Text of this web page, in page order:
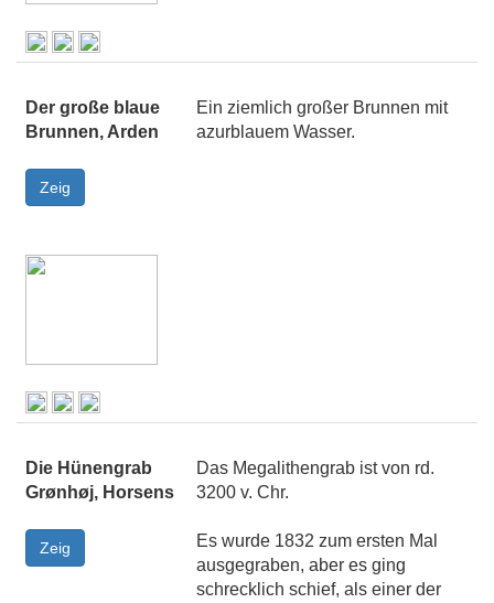
Der große blaue
Brunnen, Arden
Ein ziemlich großer Brunnen mit
azurblauem Wasser.
Die Hünengrab
Grønhøj, Horsens
Das Megalithengrab ist von rd.
3200 v. Chr.
Es wurde 1832 zum ersten Mal
ausgegraben, aber es ging
schrecklich schief, als einer der